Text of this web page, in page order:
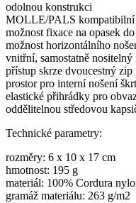
odolnou konstrukci
MOLLE/PALS kompatibilní
možnost fixace na opasek
možnost horizontálního
vnitřní, samostatně nositelný
přístup skrze dvoucestný zip
prostor pro interní nošení
elastické přihrádky pro
oddělitelnou středovou
Technické parametry:
rozměry: 6 x 10 x 17 cm
hmotnost: 195 g
materiál: 100% Cordura
gramáž materiálu: 263 g/m2